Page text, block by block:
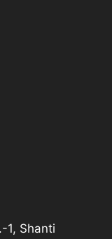
1, Shanti